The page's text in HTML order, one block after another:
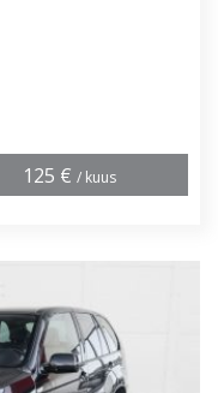
125 € / kuus